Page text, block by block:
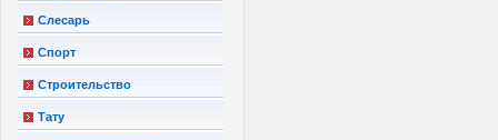
Слесарь
Спорт
Строительство
Тату